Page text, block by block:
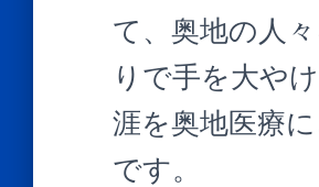
て、奥地の人
りで手を大や
涯を奥地医療
です。